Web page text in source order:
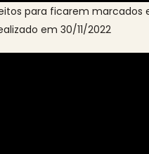
para ficarem marcados
em 30/11/2022